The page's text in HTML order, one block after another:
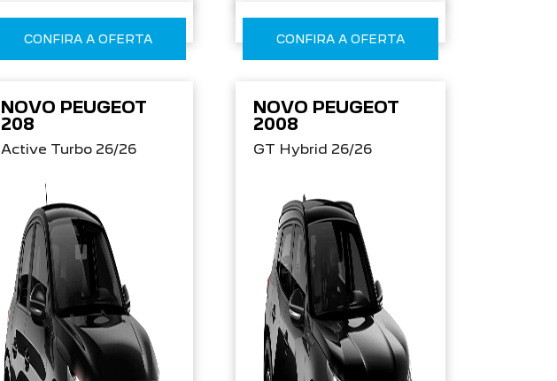
CONFIRA A OFERTA CONFIRA A OFERTA
NOVO PEUGEOT
208
Active Turbo 26/26
NOVO PEUGEOT
2008
GT Hybrid 26/26